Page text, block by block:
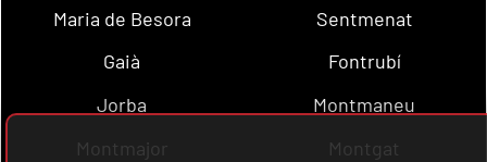
Maria de Besora
Sentmenat
Gaià
Fontrubí
Jorba
Montmaneu
Montmajor
Montgat